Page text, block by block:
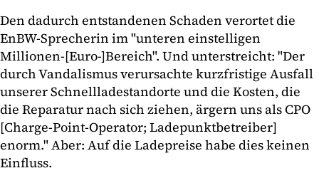
Den dadurch entstandenen Schaden verortet die
EnBW-Sprecherin im "unteren einstelligen
Millionen-[Euro-]Bereich". Und unterstreicht: "Der
durch Vandalismus verursachte kurzfristige Ausfall
unserer Schnellladestandorte und die Kosten, die
die Reparatur nach sich ziehen, ärgern uns als CPO
[Charge-Point-Operator; Ladepunktbetreiber]
enorm." Aber: Auf die Ladepreise habe dies keinen
Einfluss.